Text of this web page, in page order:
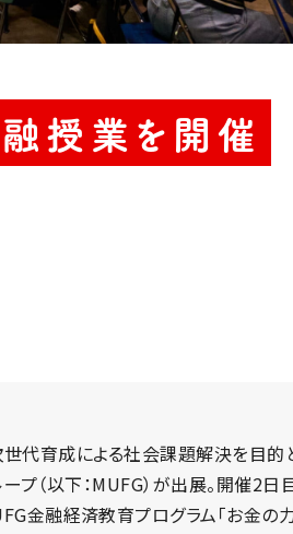
授業を開催
世代育成による社会課題解決を目的
プ（以下：MUFG）が出展。開催2日
金融経済教育プログラム「お金の